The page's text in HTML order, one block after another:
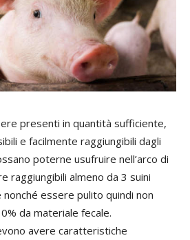
presenti in quantità sufficiente,
e facilmente raggiungibili dagli
poterne usufruire nell’arco di
raggiungibili almeno da 3 suini
essere pulito quindi non
da materiale fecale.
avere caratteristiche